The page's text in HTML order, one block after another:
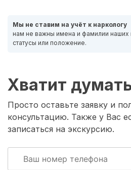
Мы не ставим на учёт к наркологу
нам не важны имена и фамилии наших
статусы или положение.
Хватит
Просто оставьте заявку и
консультацию. Также у Вас
записаться на экскурсию.